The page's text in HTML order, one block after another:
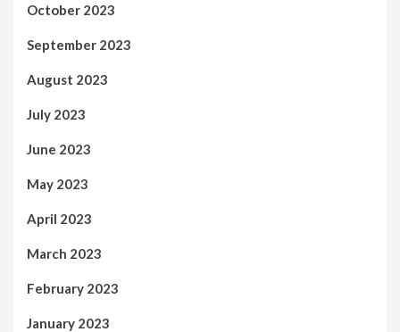
October 2023
September 2023
August 2023
July 2023
June 2023
May 2023
April 2023
March 2023
February 2023
January 2023